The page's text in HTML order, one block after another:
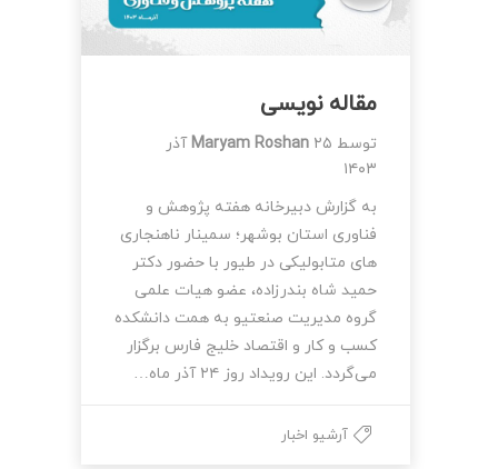
مقاله نویسی
توسط Maryam Roshan۲۵ آذر
۱۴۰۳
به گزارش دبیرخانه هفته پژوهش و
فناوری استان بوشهر؛ سمینار ناهنجاری
های متابولیکی در طیور با حضور دکتر
حمید شاه بندرزاده، عضو هیات علمی
گروه مدیریت صنعتیو به همت دانشکده
کسب و کار و اقتصاد خلیج فارس برگزار
می‌گردد. این رویداد روز ۲۴ آذر ماه…
آرشیو اخبار